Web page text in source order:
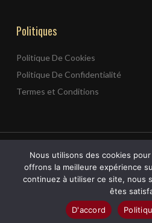
Politiques
Politique De Cookies
Politique De Confidentialité
Termes et Conditions
© 2026 Ghneim pour tentes et
au Liban.
Web Design &Web Development
instagramwhatsapp
tiktok
Nous utilisons des cookies
offrons la meilleure expérience
continuez à utiliser ce site, nous
êtes
D'accord